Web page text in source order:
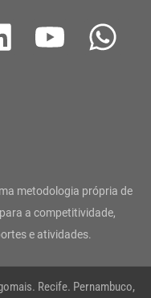
i
Y
b
e
W
a
p
metodologia própria de
a competitividade,
e atividades.
Recife. Pernambuco,